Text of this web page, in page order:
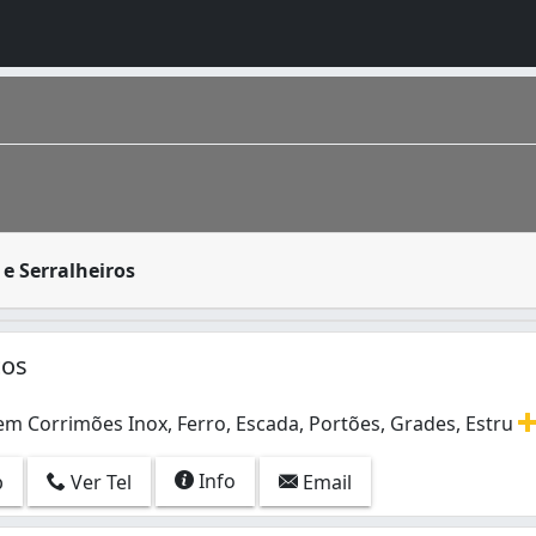
Serralheiros
que tem população segundo IBGE 2016 de
Corrimões Inox, Ferro, Escada, Portões, Grades, Estru
em Corrimões Inox, Ferro, Escada, Portões, Grades,
Ver Tel Info Email